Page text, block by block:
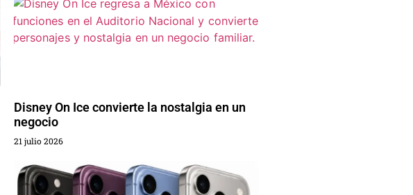
Disney On Ice convierte la nostalgia en un
negocio
21 julio 2026